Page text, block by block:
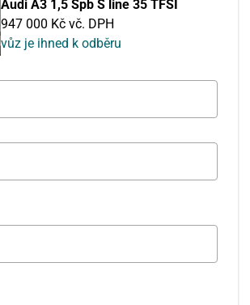
Audi A3 1,5 Spb S line 35 TFSI
947 000 Kč vč. DPH
vůz je ihned k odběru